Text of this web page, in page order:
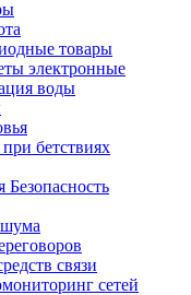
товары
электронные
воды
бетствиях
Безопасность
связи
сетей